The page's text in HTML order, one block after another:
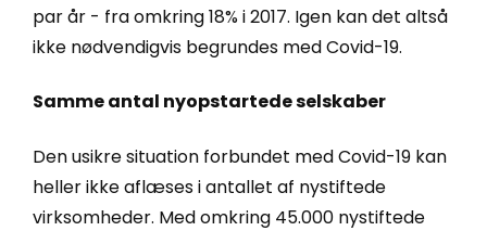
par år - fra omkring 18% i 2017. Igen kan det altså
ikke nødvendigvis begrundes med Covid-19.
Samme antal nyopstartede selskaber
Den usikre situation forbundet med Covid-19 kan
heller ikke aflæses i antallet af nystiftede
virksomheder. Med omkring 45.000 nystiftede